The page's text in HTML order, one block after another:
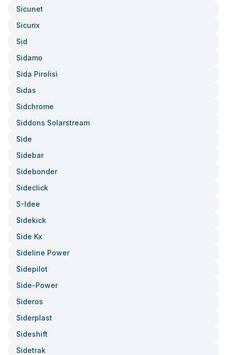
Sicunet
Sicurix
Sid
Sidamo
Sida Pirolisi
Sidas
Sidchrome
Siddons Solarstream
Side
Sidebar
Sidebonder
Sideclick
S-Idee
Sidekick
Side Kx
Sideline Power
Sidepilot
Side-Power
Sideros
Siderplast
Sideshift
Sidetrak